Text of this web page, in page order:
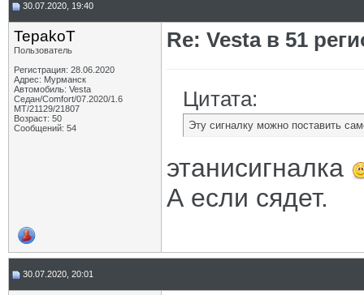
30.07.2020, 19:40
TepakoT
Пользователь
Регистрация: 28.06.2020
Адрес: Мурманск
Автомобиль: Vesta
Седан/Comfort/07.2020/1.6
МТ/21129/21807
Возраст: 50
Сообщений: 54
Re: Vesta в 51
Цитата:
Эту сигналку можно поставить
этанисигналка
А если сядет.
30.07.2020, 20:01